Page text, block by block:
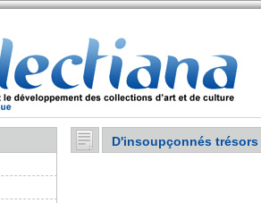
D'insoupçonnés